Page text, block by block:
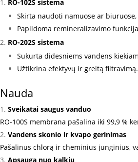
RO-102S sistema
Skirta naudoti namuose ar
Papildoma remineralizavimo
RO-202S sistema
Sukurta didesniems vandens
Užtikrina efektyvų ir greitą filtravimą.
Nauda
Sveikatai saugus vanduo
RO-100S membrana pašalina iki 99,9 %
Vandens skonio ir kvapo gerinimas
Pašalinus chlorą ir cheminius junginius,
Apsauga nuo kalkių